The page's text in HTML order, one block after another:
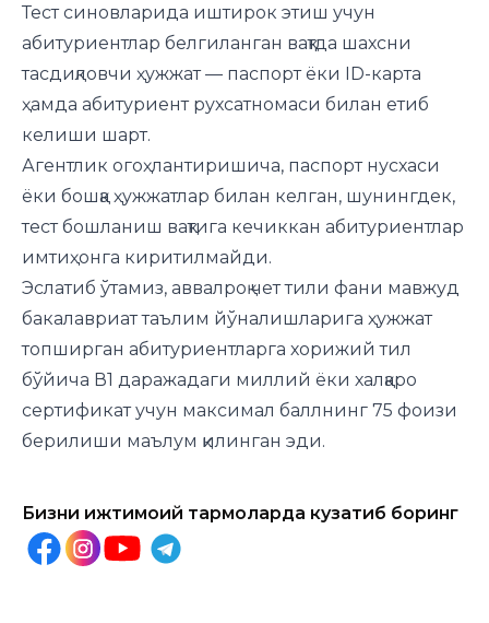
Тест синовларида иштирок этиш учун
абитуриентлар белгиланган вақтда шахсни
тасдиқловчи ҳужжат — паспорт ёки ID-карта
ҳамда абитуриент рухсатномаси билан етиб
келиши шарт.
Агентлик огоҳлантиришича, паспорт нусхаси
ёки бошқа ҳужжатлар билан келган, шунингдек,
тест бошланиш вақтига кечиккан абитуриентлар
имтиҳонга киритилмайди.
Эслатиб ўтамиз, аввалроқ чет тили фани мавжуд
бакалавриат таълим йўналишларига ҳужжат
топширган абитуриентларга хорижий тил
бўйича В1 даражадаги миллий ёки халқаро
сертификат учун максимал баллнинг 75 фоизи
берилиши маълум қилинган эди.
Бизни ижтимоий тармоқларда кузатиб боринг